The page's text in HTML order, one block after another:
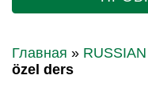
Главная »
özel ders